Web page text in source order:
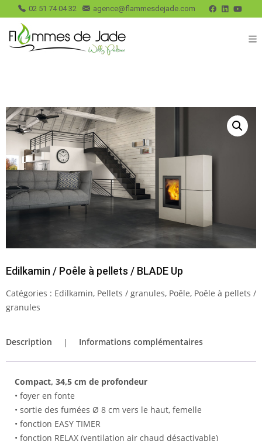
02 51 74 04 32 agence@flammesdejade.com
Edilkamin / Poêle à pellets / BLADE Up
Catégories : Edilkamin, Pellets / granules, Poêle, Poêle à pellets /
granules
Description Informations complémentaires
Compact, 34,5 cm de profondeur
• foyer en fonte
• sortie des fumées Ø 8 cm vers le haut, femelle
• fonction EASY TIMER
• fonction RELAX (ventilation air chaud désactivable)